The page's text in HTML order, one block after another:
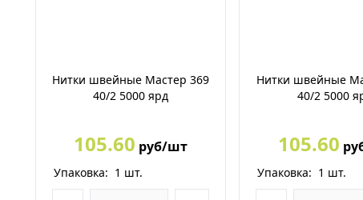
Нитки швейные Мастер 369
40/2 5000 ярд
105.60 руб/шт
Упаковка: 1 шт.
Нитки швейные
40/2 5000
105.60
Упаковка: 1 шт.